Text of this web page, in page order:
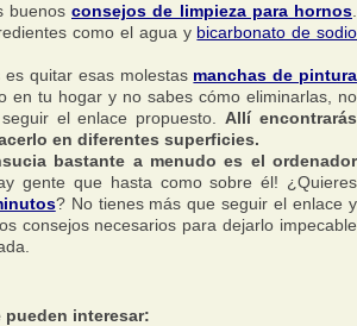
buenos consejos de limpieza para hornos
como el agua y bicarbonato de sodio
es quitar esas molestas manchas de pintura
en tu hogar y no sabes cómo eliminarlas, no
el enlace propuesto.Allí encontrarás
en diferentes superficies.
bastante a menudo es el ordenador
gente que hasta como sobre él! ¿Quieres
? No tienes más que seguir el enlace y
consejos necesarios para dejarlo impecable
interesar: